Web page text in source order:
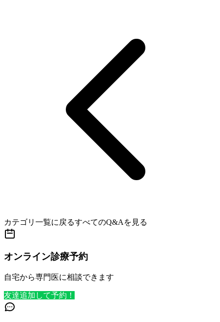
カテゴリ一覧に戻るすべてのQ&Aを見る
オンライン診療予約
自宅から専門医に相談できます
友達追加して予約！